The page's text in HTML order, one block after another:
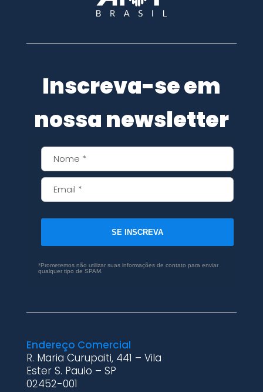
Inscreva-se em
nossa newsletter
SE INSCREVA
*Prometemos não utilizar suas informações de contato para enviar
qualquer tipo de SPAM.
Endereço Comercial
R. Maria Curupaiti, 441 – Vila
Ester S. Paulo – SP
02452-001